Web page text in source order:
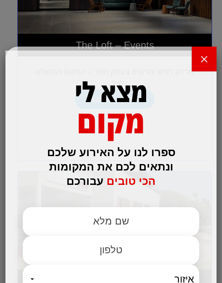
The Loft – Events
מרחב חדש ומרשים בעמק חפר – המקום המושלם
לכל...
לפרטים והזמנות
מצא לי
מקום
ספרו לנו על האירוע שלכם
ונתאים לכם את המקומות
הכי טובים עבורכם
×